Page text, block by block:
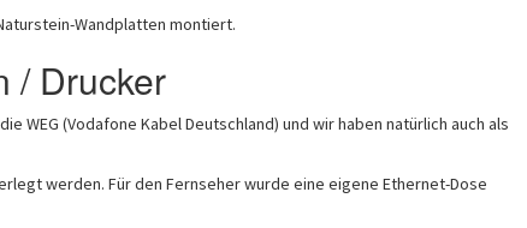
Wandplatten montiert.
/ Drucker
WEG (Vodafone Kabel Deutschland) und wir haben natürlich auch als
werden. Für den Fernseher wurde eine eigene Ethernet-Dose